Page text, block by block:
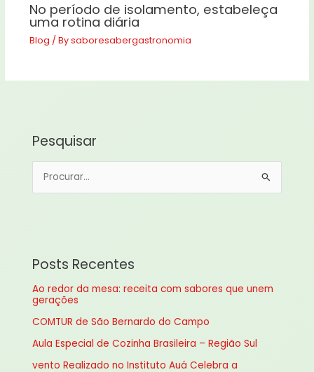
No período de isolamento, estabeleça
uma rotina diária
Blog / Bysaboresabergastronomia
Pesquisar
i
s
p
o
Posts Recentes
Ao redor da mesa: receita com sabores que unem
gerações
COMTUR de São Bernardo do Campo
Aula Especial de Cozinha Brasileira – Região Sul
vento Realizado no Instituto Auá Celebra a